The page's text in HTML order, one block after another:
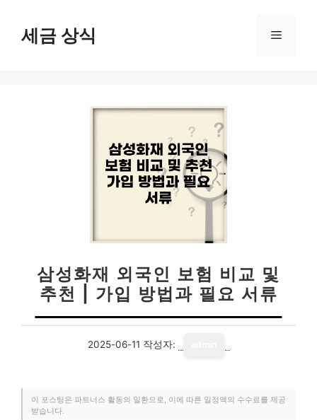
세금 상식 메
삼성화재 외국인 보험 비교 및
추천 | 가입 방법과 필요 서류
2025-06-11 작성자:
이 포스팅은 파트너스 활동의 일환으로, 이에 따른 일정액의 수수료를 제공
받습니다.